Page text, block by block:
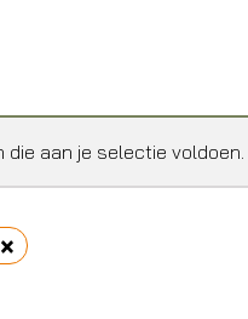
die aan je selectie voldoen.
×